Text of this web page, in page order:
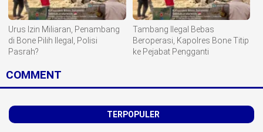
Urus Izin Miliaran, Penambang
di Bone Pilih Ilegal, Polisi
Pasrah?
Tambang Ilegal Bebas
Beroperasi, Kapolres Bone Titip
ke Pejabat Pengganti
COMMENT
TERPOPULER